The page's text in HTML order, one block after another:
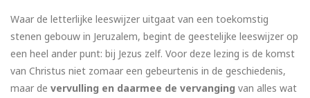
Waar de letterlijke leeswijzer uitgaat van een toekomstig
stenen gebouw in Jeruzalem, begint de geestelijke leeswijzer op
een heel ander punt: bij Jezus zelf. Voor deze lezing is de komst
van Christus niet zomaar een gebeurtenis in de geschiedenis,
maar de vervulling en daarmee de vervanging van alles wat